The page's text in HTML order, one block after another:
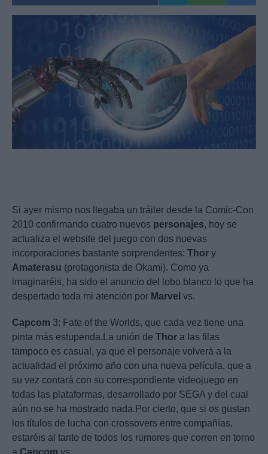
Si ayer mismo nos llegaba un tráiler desde la Comic-Con
2010 confirmando cuatro nuevos personajes, hoy se
actualiza el website del juego con dos nuevas
incorporaciones bastante sorprendentes: Thor y
Amaterasu (protagonista de Okami). Como ya
imaginaréis, ha sido el anuncio del lobo blanco lo que ha
despertado toda mi atención por Marvel vs.
Capcom 3: Fate of the Worlds, que cada vez tiene una
pinta más estupenda.La unión de Thor a las filas
tampoco es casual, ya que el personaje volverá a la
actualidad el próximo año con una nueva película, que a
su vez contará con su correspondiente videojuego en
todas las plataformas, desarrollado por SEGA y del cual
aún no se ha mostrado nada.Por cierto, que si os gustan
los títulos de lucha con crossovers entre compañías,
estaréis al tanto de todos los rumores que corren en torno